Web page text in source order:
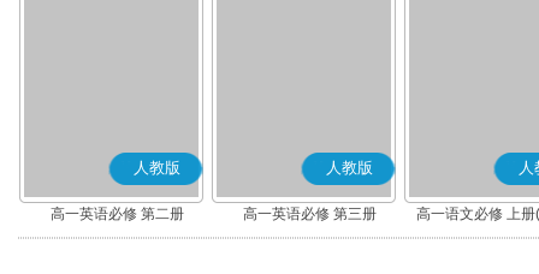
人教版
高一英语必修 第二册
人教版
高一英语必修 第三册
人
高一语文必修 上